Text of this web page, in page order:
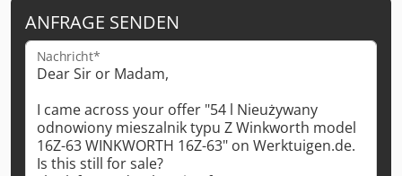
ANFRAGE SENDEN
Nachricht*